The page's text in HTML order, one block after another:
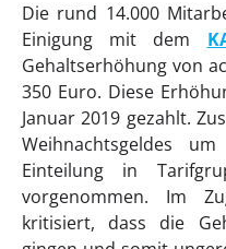
Die rund 14.000
Einigung mit dem
Gehaltserhöhung von
350 Euro. Diese
Januar 2019 gezahlt.
Weihnachtsgeldes
Einteilung in
vorgenommen. Im
kritisiert, dass die